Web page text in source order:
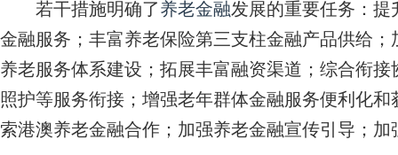
若干措施明确了养老金融发展的重要任务：
金融服务；丰富养老保险第三支柱金融产品供给
养老服务体系建设；拓展丰富融资渠道；综合衔
照护等服务衔接；增强老年群体金融服务便利化
索港澳养老金融合作；加强养老金融宣传引导；加